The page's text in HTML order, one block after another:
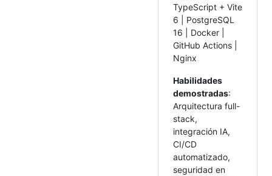
TypeScript + Vite
6 | PostgreSQL
16 | Docker |
GitHub Actions |
Nginx
Habilidades
demostradas:
Arquitectura full-
stack,
integración IA,
CI/CD
automatizado,
seguridad en